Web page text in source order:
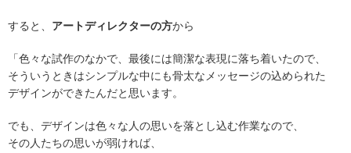
すると、 アートディレクターの方から
「色々な試作のなかで、最後には簡潔な表現に落ち着いたので、
そういうときはシンプルな中にも骨太なメッセージの込められた
デザインができたんだと思います。
でも、デザインは色々な人の思いを落とし込む作業なので、
その人たちの思いが弱ければ、